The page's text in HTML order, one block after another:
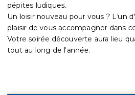
pépites ludiques.
Un loisir nouveau pour vous ? L'un
plaisir de vous accompagner dans
Votre soirée découverte aura lieu
tout au long de l'année.